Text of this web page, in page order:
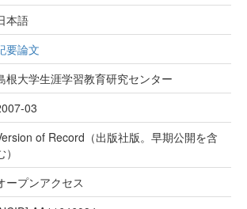
本語
要論文
根大学生涯学習教育研究センター
03
of Record（出版社版。早期公開を含
）
ープンアクセス